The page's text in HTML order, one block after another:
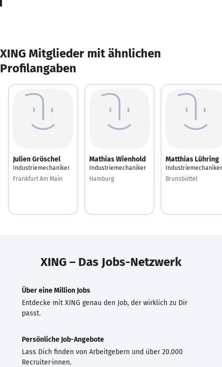
XING Mitglieder mit ähnlichen
Profilangaben
Julien Gröschel
Industriemechaniker
Frankfurt Am Main
Mathias Wienhold
Industriemechaniker
Hamburg
Matthias Lühring
Industriemechaniker
Brunsbüttel
XING – Das Jobs-Netzwerk
Über eine Million Jobs
Entdecke mit XING genau den Job, der wirklich zu Dir
passt.
Persönliche Job-Angebote
Lass Dich finden von Arbeitgebern und über 20.000
Recruiter·innen.